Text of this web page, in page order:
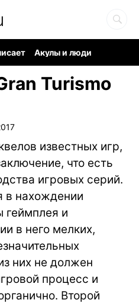
Акулы и люди
Turismo
известных игр,
что есть
игровых серий.
в нахождении
геймплея и
в него мелких,
них не должен
процесс и
Второй